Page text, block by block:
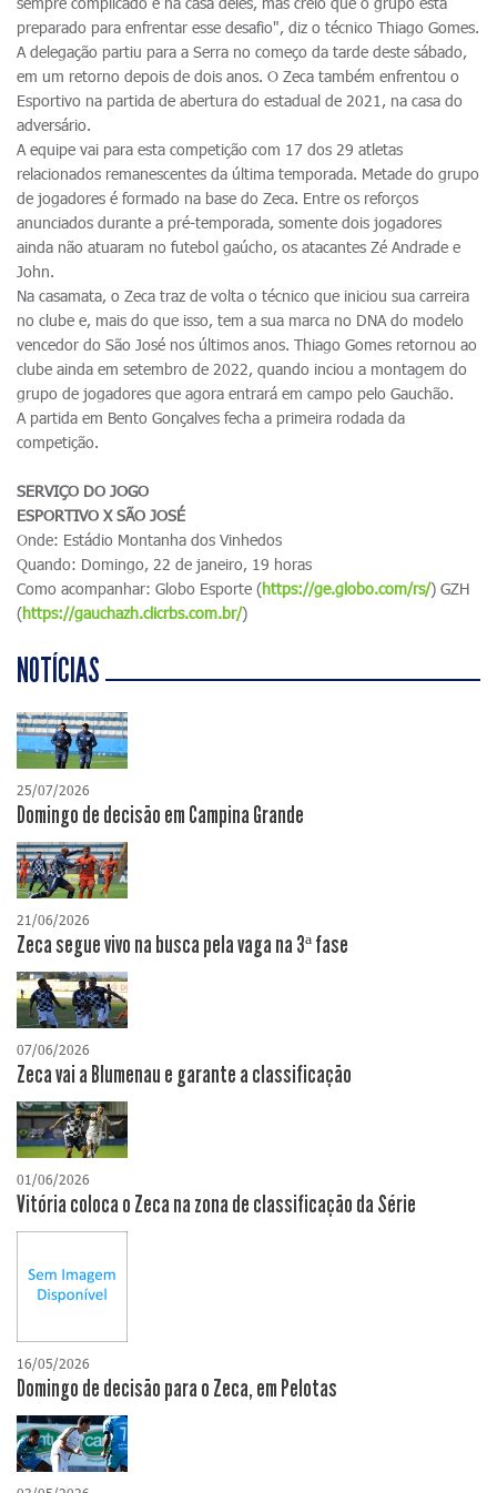
preparado para enfrentar esse desafio", diz o técnico Thiago Gomes.
A delegação partiu para a Serra no começo da tarde deste sábado,
em um retorno depois de dois anos. O Zeca também enfrentou o
Esportivo na partida de abertura do estadual de 2021, na casa do
adversário.
A equipe vai para esta competição com 17 dos 29 atletas
relacionados remanescentes da última temporada. Metade do grupo
de jogadores é formado na base do Zeca. Entre os reforços
anunciados durante a pré-temporada, somente dois jogadores
ainda não atuaram no futebol gaúcho, os atacantes Zé Andrade e
John.
Na casamata, o Zeca traz de volta o técnico que iniciou sua carreira
no clube e, mais do que isso, tem a sua marca no DNA do modelo
vencedor do São José nos últimos anos. Thiago Gomes retornou ao
clube ainda em setembro de 2022, quando inciou a montagem do
grupo de jogadores que agora entrará em campo pelo Gauchão.
A partida em Bento Gonçalves fecha a primeira rodada da
competição.
SERVIÇO DO JOGO
ESPORTIVO X SÃO JOSÉ
Onde: Estádio Montanha dos Vinhedos
Quando: Domingo, 22 de janeiro, 19 horas
Como acompanhar: Globo Esporte (https://ge.globo.com/rs/) GZH
(https://gauchazh.clicrbs.com.br/)
NOTÍCIAS
25/07/2026
Domingo de decisão em Campina Grande
21/06/2026
Zeca segue vivo na busca pela vaga na 3ª fase
07/06/2026
Zeca vai a Blumenau e garante a classificação
01/06/2026
Vitória coloca o Zeca na zona de classificação da Série
16/05/2026
Domingo de decisão para o Zeca, em Pelotas